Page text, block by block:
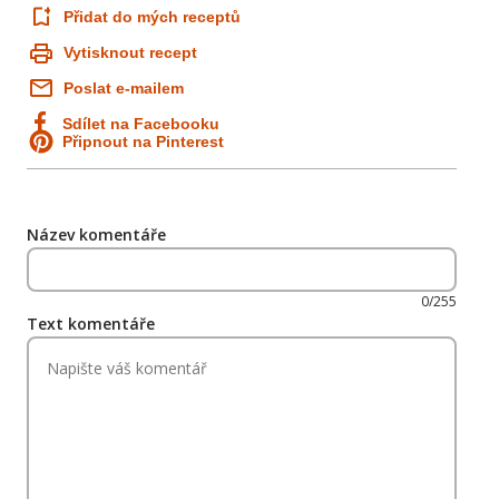
Přidat do mých receptů
Vytisknout recept
Poslat e-mailem
Sdílet na Facebooku
Připnout na Pinterest
Název komentáře
0/255
Text komentáře